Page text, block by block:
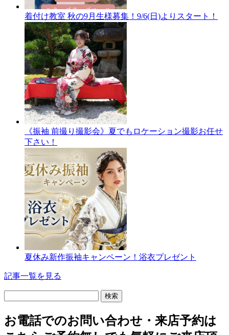
着付け教室 秋の9月生様募集！9/6(日)よりスタート！
《振袖 前撮り撮影会》夏でもロケーション撮影お任せ
下さい！
夏休み新作振袖キャンペーン！浴衣プレゼント
記事一覧を見る
お電話でのお問い合わせ・ 来店予約は